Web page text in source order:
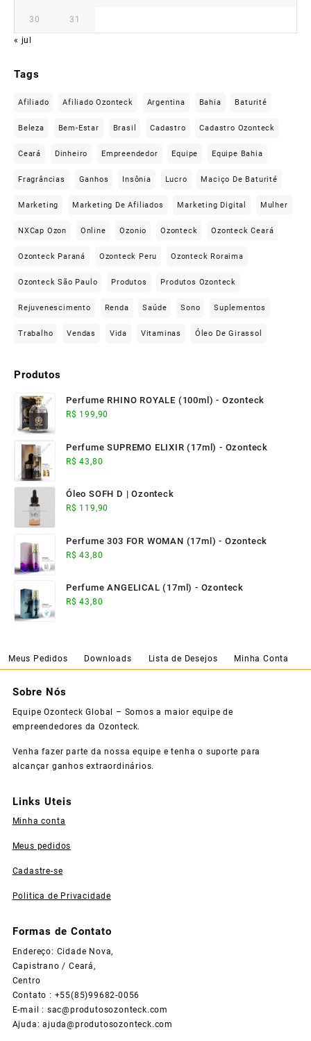
30 31
« jul
Tags
Afiliado Afiliado Ozonteck Argentina Bahia Baturité
Beleza Bem-Estar Brasil Cadastro Cadastro Ozonteck
Ceará Dinheiro Empreendedor Equipe Equipe Bahia
Fragrâncias Ganhos Insônia Lucro Maciço De Baturité
Marketing Marketing De Afiliados Marketing Digital Mulher
NXCap Ozon Online Ozonio Ozonteck Ozonteck Ceará
Ozonteck Paraná Ozonteck Peru Ozonteck Roraima
Ozonteck São Paulo Produtos Produtos Ozonteck
Rejuvenescimento Renda Saúde Sono Suplementos
Trabalho Vendas Vida Vitaminas Óleo De Girassol
Produtos
Perfume RHINO ROYALE (100ml) - Ozonteck
R$ 199,90
Perfume SUPREMO ELIXIR (17ml) - Ozonteck
R$ 43,80
Óleo SOFH D | Ozonteck
R$ 119,90
Perfume 303 FOR WOMAN (17ml) - Ozonteck
R$ 43,80
Perfume ANGELICAL (17ml) - Ozonteck
R$ 43,80
Meus Pedidos Downloads Lista de Desejos Minha Conta
Sobre Nós
Equipe Ozonteck Global – Somos a maior equipe de
empreendedores da Ozonteck.
Venha fazer parte da nossa equipe e tenha o suporte para
alcançar ganhos extraordinários.
Links Uteis
Minha conta
Meus pedidos
Cadastre-se
Politica de Privacidade
Formas de Contato
Endereço: Cidade Nova,
Capistrano / Ceará,
Centro
Contato : +55(85)99682-0056
E-mail : sac@produtosozonteck.com
Ajuda:ajuda@produtosozonteck.com